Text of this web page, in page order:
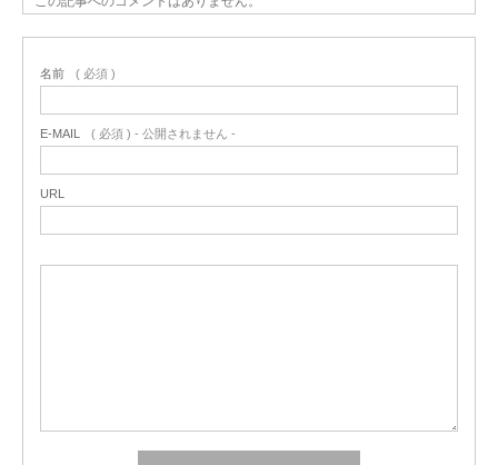
名前 ( 必須 )
E-MAIL ( 必須 ) - 公開されません -
URL